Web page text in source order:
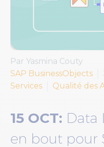
Par Yasmina Couty
SAP BusinessObjects
Services
Qualité des
15 OCT: Data
en bout pour